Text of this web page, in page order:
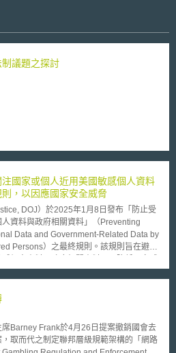
議題之探討
國家或個人近用美國敏感個人資料
，以因應國家安全威脅
DOJ）於2025年1月8日發布「防止受
資料與政府相關資料」（Preventing
Data and Government-Related Data by
Persons）之最終規則。該規則旨在避免
其將敏感個人資料定義為社會安全碼、精
豁免交易類型外，也定有一般及特別許可
、修改或撤銷前述許可。一般許可交易的類
Barney Frank於4月26日提案撤銷國會去
取而代之制定聯邦層級規範架構的「網路